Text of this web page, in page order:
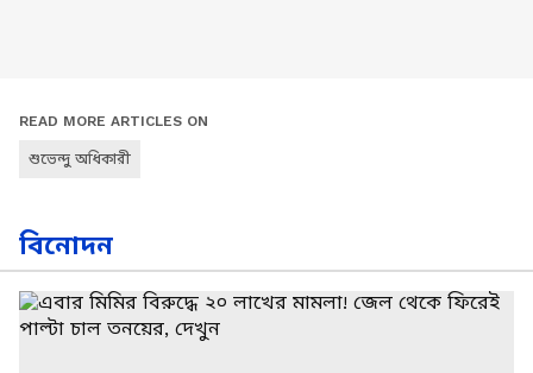
READ MORE ARTICLES ON
শুভেন্দু অধিকারী
বিনোদন